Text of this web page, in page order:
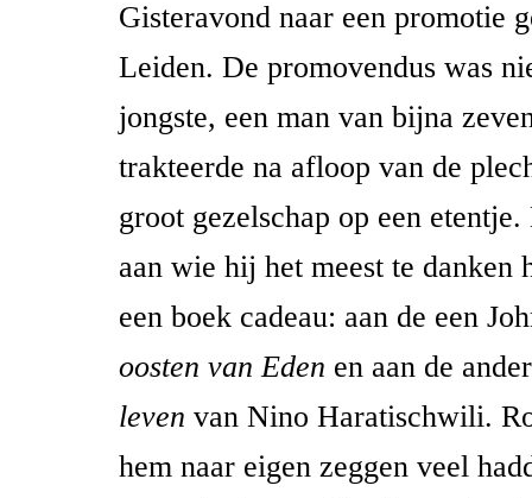
Gisteravond naar een promotie
Leiden. De promovendus was
jongste, een man van bijna
trakteerde na afloop van de
groot gezelschap op een
aan wie hij het meest te danken
een boek cadeau: aan de een
oosten van Eden en aan de
leven van Nino Haratischwili.
hem naar eigen zeggen veel